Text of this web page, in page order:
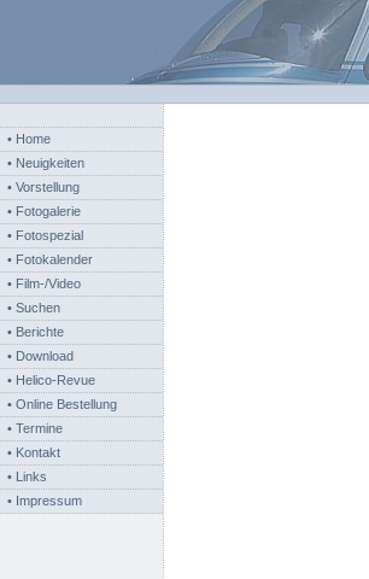
• Home
• Neuigkeiten
• Vorstellung
• Fotogalerie
• Fotospezial
• Fotokalender
• Film-/Video
• Suchen
• Berichte
• Download
• Helico-Revue
• Online Bestellung
• Termine
• Kontakt
• Links
• Impressum